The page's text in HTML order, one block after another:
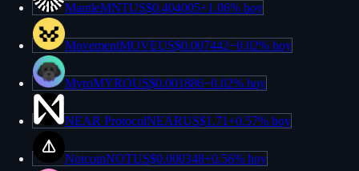
MantleMNTUS$0.404005+1.06% hoy
MovementMOVEUS$0.007442−0.02% hoy
MyroMYROUS$0.001886−0.02% hoy
NEAR ProtocolNEARUS$1.71+0.57% hoy
NotcoinNOTUS$0.000348+0.56% hoy